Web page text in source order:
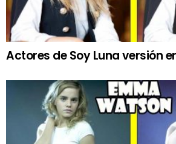
Actores de Soy Luna versión